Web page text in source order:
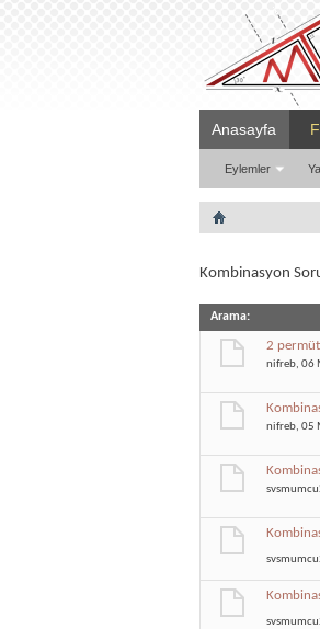
Anasayfa
Eylemler
Kombinasyon
Arama:
2
nifreb, 06
nifreb, 05